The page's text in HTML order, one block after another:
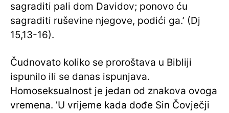
sagraditi pali dom Davidov; ponovo ću
sagraditi ruševine njegove, podići ga.’ (Dj
15,13-16).
Čudnovato koliko se proroštava u Bibliji
ispunilo ili se danas ispunjava.
Homoseksualnost je jedan od znakova ovoga
vremena. ’U vrijeme kada dođe Sin Čovječji